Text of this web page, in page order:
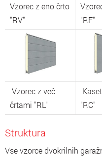
Vzorec z eno črto
"RV"
"RF"
Vzorec z več
črtami "RL"
"RC"
Struktura
Vse vzorce dvokrilnih